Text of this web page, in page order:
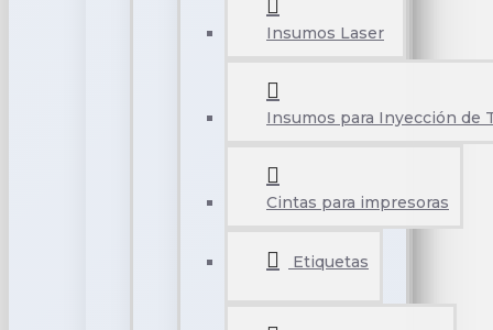
Insumos Laser
Insumos para Inyección de
Cintas para impresoras
Etiquetas